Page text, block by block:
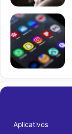
Aplicativos